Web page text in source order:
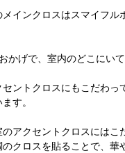
メインクロスはスマイフ
かげで、室内のどこにい
セントクロスにもこだわ
す。
のアクセントクロスには
クロスを貼ることで、華